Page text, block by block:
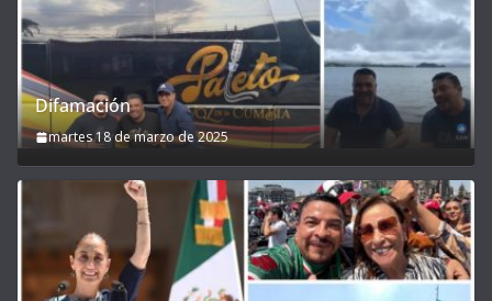
Difamación
martes 18 de marzo de 2025